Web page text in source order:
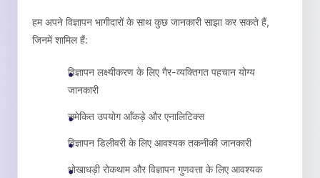
हम अपने विज्ञापन भागीदारों के साथ कुछ जानकारी साझा कर सकते हैं,
जिनमें शामिल हैं:
विज्ञापन लक्ष्यीकरण के लिए गैर-व्यक्तिगत पहचान योग्य
जानकारी
समेकित उपयोग आँकड़े और एनालिटिक्स
विज्ञापन डिलीवरी के लिए आवश्यक तकनीकी जानकारी
धोखाधड़ी रोकथाम और विज्ञापन गुणवत्ता के लिए आवश्यक